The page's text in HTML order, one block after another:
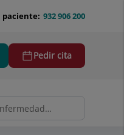
932 906 200
paciente:
Pedir cita